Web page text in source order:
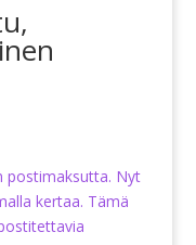
postimaksutta. Nyt
kertaa. Tämä